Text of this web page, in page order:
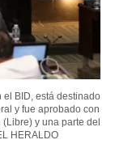
BID, está destinado
y fue aprobado con
y una parte del
HERALDO